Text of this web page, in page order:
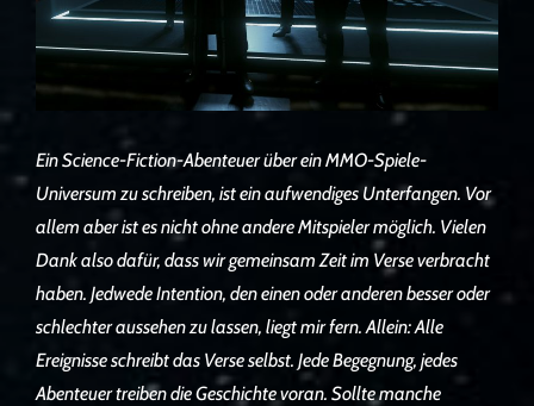
Ein Science-Fiction-Abenteuer über ein MMO-Spiele-
Universum zu schreiben, ist ein aufwendiges Unterfangen. Vor
allem aber ist es nicht ohne andere Mitspieler möglich. Vielen
Dank also dafür, dass wir gemeinsam Zeit im Verse verbracht
haben. Jedwede Intention, den einen oder anderen besser oder
schlechter aussehen zu lassen, liegt mir fern. Allein: Alle
Ereignisse schreibt das Verse selbst. Jede Begegnung, jedes
Abenteuer treiben die Geschichte voran. Sollte manche